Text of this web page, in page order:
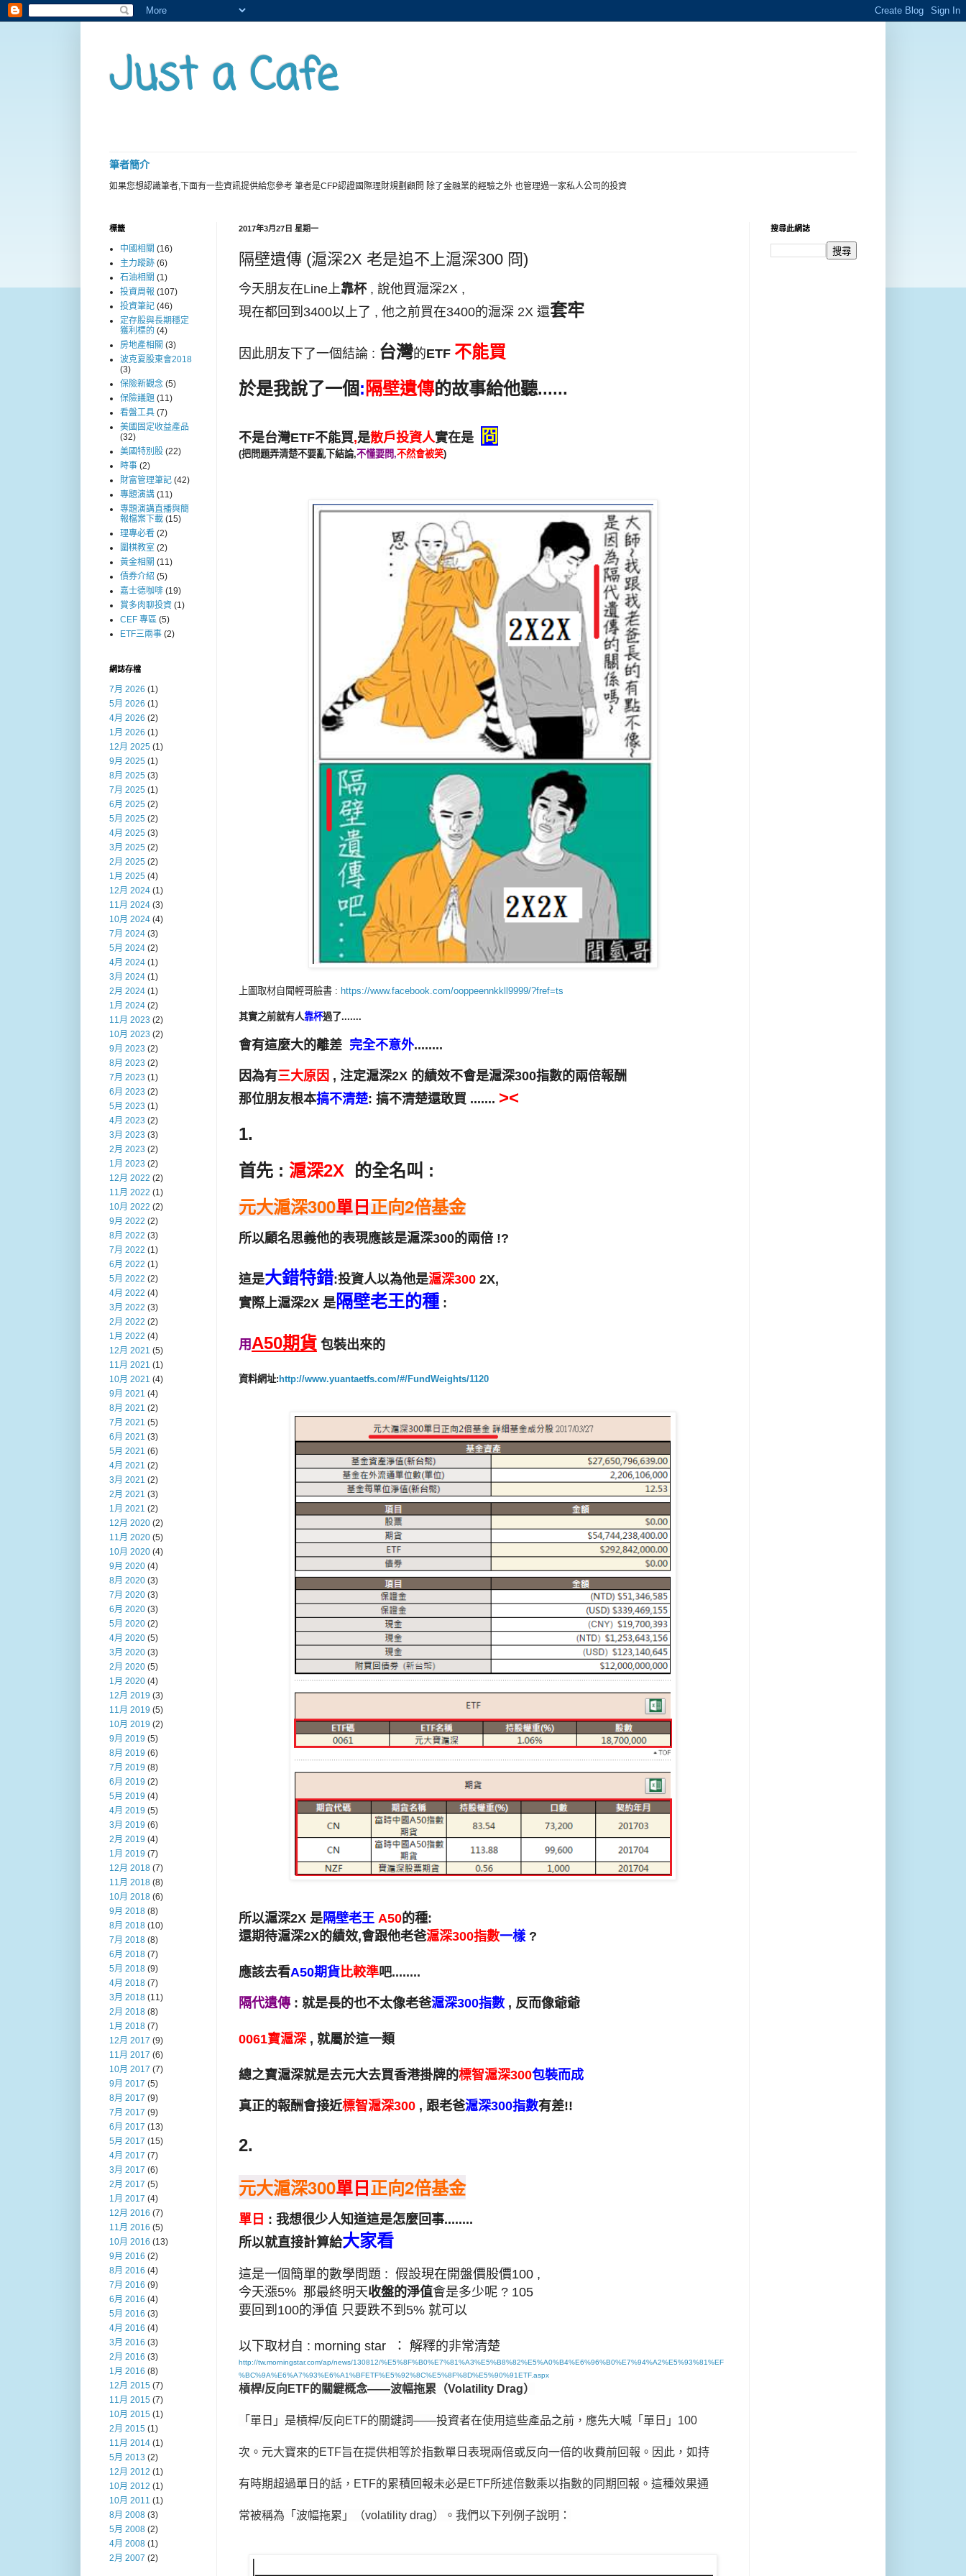
Just a Cafe
筆者簡介
如果您想認識筆者,下面有一些資訊提供給您參考 筆者是CFP認證國際理財規劃顧問 除了金融業的經驗之外 也管理過一家私人公司的投資
2017年3月27日 星期一
隔壁遺傳 (滬深2X 老是追不上滬深300 冏)
今天朋友在Line上靠杯, 說他買滬深2X ,
現在都回到3400以上了 , 他之前買在3400的滬深 2X 還套牢
因此朋友下了一個結論 : 台灣的ETF 不能買
於是我說了一個: 隔壁遺傳的故事給他聽......
不是台灣ETF不能買,是散戶投資人實在是 冏
(把問題弄清楚不要亂下結論,不懂要問,不然會被笑)
上圖取材自聞輕哥臉書 : https://www.facebook.com/ooppeennkkll9999/?fref=ts
其實之前就有人靠杯過了.......
會有這麼大的離差 完全不意外........
因為有三大原因 , 注定滬深2X 的績效不會是滬深300指數的兩倍報酬
那位朋友根本搞不清楚: 搞不清楚還敢買 ....... ><
1.
首先 : 滬深2X 的全名叫 :
元大滬深300單日正向2倍基金
所以顧名思義他的表現應該是滬深300的兩倍 !?
這是大錯特錯:投資人以為他是滬深300 2X,
實際上滬深2X 是 隔壁老王的種 :
用 A50期貨 包裝出來的
資料網址:http://www.yuantaetfs.com/#/FundWeights/1120
所以滬深2X 是隔壁老王 A50的種:
還期待滬深2X的績效,會跟他老爸滬深300指數一樣 ?
應該去看A50期貨比較準吧........
隔代遺傳 : 就是長的也不太像老爸滬深300指數 , 反而像爺爺
0061寶滬深, 就屬於這一類
總之寶滬深就是去元大去買香港掛牌的標智滬深300包裝而成
真正的報酬會接近標智滬深300 , 跟老爸滬深300指數有差!!
2.
元大滬深300單日正向2倍基金
單日 : 我想很少人知道這是怎麼回事........
所以就直接計算給大家看
這是一個簡單的數學問題 : 假設現在開盤價股價100 ,
今天漲5% 那最終明天收盤的淨值會是多少呢 ? 105
要回到100的淨值 只要跌不到5% 就可以
以下取材自 : morning star ： 解釋的非常清楚
http://tw.morningstar.com/ap/news/130812/%E5%8F%B0%E7%81%A3%E5%B8%82%E5%A0%B4%E6%96%B0%E7%94%A2%E5%93%81%EF
%BC%9A%E6%A7%93%E6%A1%BFETF%E5%92%8C%E5%8F%8D%E5%90%91ETF.aspx
槓桿/反向 ETF的關鍵概念——波幅拖累（Volatility Drag）
「單日」是槓桿/反向ETF的關鍵詞——投資者在使用這些產品之前，應先大喊「單日」100
次。元大寶來的ETF旨在提供相等於指數單日表現兩倍或反向一倍的收費前回報。因此，如持
有時期超過單日的話，ETF的累積回報未必是ETF所述倍數乘以指數的同期回報。這種效果通
常被稱為「波幅拖累」（volatility drag）。我們以下列例子說明：
標籤
中國相關 (16)
主力蹤跡 (6)
石油相關 (1)
投資周報 (107)
投資筆記 (46)
定存股與長期穩定
獲利標的 (4)
房地產相關 (3)
波克夏股東會2018
(3)
保險新觀念 (5)
保險議題 (11)
看盤工具 (7)
美國固定收益產品
(32)
美國特別股 (22)
時事 (2)
財富管理筆記 (42)
專題演講 (11)
專題演講直播與簡
報檔案下載 (15)
理專必看 (2)
圍棋教室 (2)
黃金相關 (11)
債券介紹 (5)
嘉士德咖啡 (19)
賞多肉聊投資 (1)
CEF 專區 (5)
ETF三兩事 (2)
網誌存檔
7月 2026 (1)
5月 2026 (1)
4月 2026 (2)
1月 2026 (1)
12月 2025 (1)
9月 2025 (1)
8月 2025 (3)
7月 2025 (1)
6月 2025 (2)
5月 2025 (2)
4月 2025 (3)
3月 2025 (2)
2月 2025 (2)
1月 2025 (4)
12月 2024 (1)
11月 2024 (3)
10月 2024 (4)
7月 2024 (3)
5月 2024 (2)
4月 2024 (1)
3月 2024 (1)
2月 2024 (1)
1月 2024 (2)
11月 2023 (2)
10月 2023 (2)
9月 2023 (2)
8月 2023 (2)
7月 2023 (1)
6月 2023 (2)
5月 2023 (1)
4月 2023 (2)
3月 2023 (3)
2月 2023 (2)
1月 2023 (2)
12月 2022 (2)
11月 2022 (1)
10月 2022 (2)
9月 2022 (2)
8月 2022 (3)
7月 2022 (1)
6月 2022 (1)
5月 2022 (2)
4月 2022 (4)
3月 2022 (3)
2月 2022 (2)
1月 2022 (4)
12月 2021 (5)
11月 2021 (1)
10月 2021 (4)
9月 2021 (4)
8月 2021 (2)
7月 2021 (5)
6月 2021 (3)
5月 2021 (6)
4月 2021 (2)
3月 2021 (2)
2月 2021 (3)
1月 2021 (2)
12月 2020 (2)
11月 2020 (5)
10月 2020 (4)
9月 2020 (4)
8月 2020 (3)
7月 2020 (3)
6月 2020 (3)
5月 2020 (2)
4月 2020 (5)
3月 2020 (3)
2月 2020 (5)
1月 2020 (4)
12月 2019 (3)
11月 2019 (5)
10月 2019 (2)
9月 2019 (5)
8月 2019 (6)
7月 2019 (8)
6月 2019 (2)
5月 2019 (4)
4月 2019 (5)
3月 2019 (6)
2月 2019 (4)
1月 2019 (7)
12月 2018 (7)
11月 2018 (8)
10月 2018 (6)
9月 2018 (8)
8月 2018 (10)
7月 2018 (8)
6月 2018 (7)
5月 2018 (9)
4月 2018 (7)
3月 2018 (11)
2月 2018 (8)
1月 2018 (7)
12月 2017 (9)
11月 2017 (6)
10月 2017 (7)
9月 2017 (5)
8月 2017 (9)
7月 2017 (9)
6月 2017 (13)
5月 2017 (15)
4月 2017 (7)
3月 2017 (6)
2月 2017 (5)
1月 2017 (4)
12月 2016 (7)
11月 2016 (5)
10月 2016 (13)
9月 2016 (2)
8月 2016 (4)
7月 2016 (9)
6月 2016 (4)
5月 2016 (3)
4月 2016 (4)
3月 2016 (3)
2月 2016 (3)
1月 2016 (8)
12月 2015 (7)
11月 2015 (7)
10月 2015 (1)
2月 2015 (1)
11月 2014 (1)
5月 2013 (2)
12月 2012 (1)
10月 2012 (1)
10月 2011 (1)
8月 2008 (3)
5月 2008 (2)
4月 2008 (1)
2月 2007 (2)
搜尋此網誌